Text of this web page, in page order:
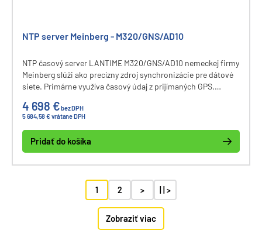
NTP server Meinberg - M320/GNS/AD10
NTP časový server LANTIME M320/GNS/AD10 nemeckej firmy
Meinberg slúži ako precízny zdroj synchronizácie pre dátové
siete. Primárne využíva časový údaj z prijímaných GPS,
signálov je využitý presný interný oscilátor.
4 698 €bez DPH
5 684,58 € vrátane DPH
Pridať do košíka
1 2 > | | >
Zobraziť viac